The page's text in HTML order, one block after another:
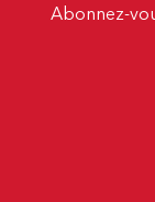
Abonnez-